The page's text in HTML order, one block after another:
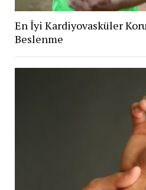
En İyi Kardiyovasküler
Beslenme